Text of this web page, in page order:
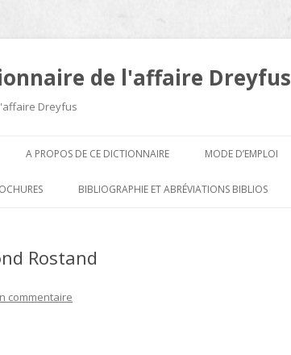
de l'affaire Dreyfus
Dreyfus
A PROPOS DE CE DICTIONNAIRE MODE D’EMPLOI
BIBLIOGRAPHIE ET ABRÉVIATIONS BIBLIOS
Rostand
commentaire